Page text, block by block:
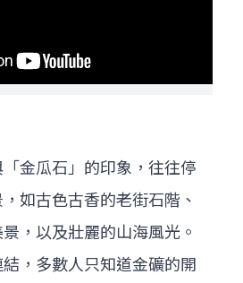
金瓜石」的印象，往往停
如古色古香的老街石階、
，以及壯麗的山海風光。
，多數人只知道金礦的開